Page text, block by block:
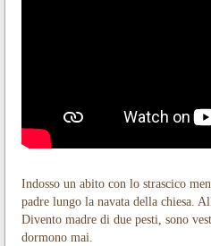
Indosso un abito con lo strascico
padre lungo la navata della chiesa.
Divento madre di due pesti, sono
dormono mai.